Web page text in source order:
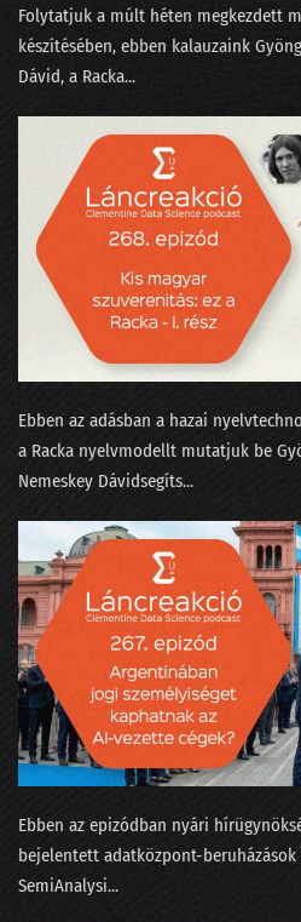
222 - Minervával a
220 - Becsukták a
219 - Az év válsága a
217 - Az elszaródás
213 - dataSTREAM 2025
212 - Miért nem érünk
208 - Covid-számok,
207 - Kit ver át az
206 - Sam Altmannak
Folytatjuk a múlt héten megkezdett
készítésében, ebben kalauzaink
Dávid⁠⁠, a ⁠Racka...
Ebben az adásban a hazai
a ⁠Racka⁠ nyelvmodellt mutatjuk be
⁠Nemeskey Dávid⁠segíts...
Ebben az epizódban nyári
bejelentett adatközpont-
⁠SemiAnalysi...